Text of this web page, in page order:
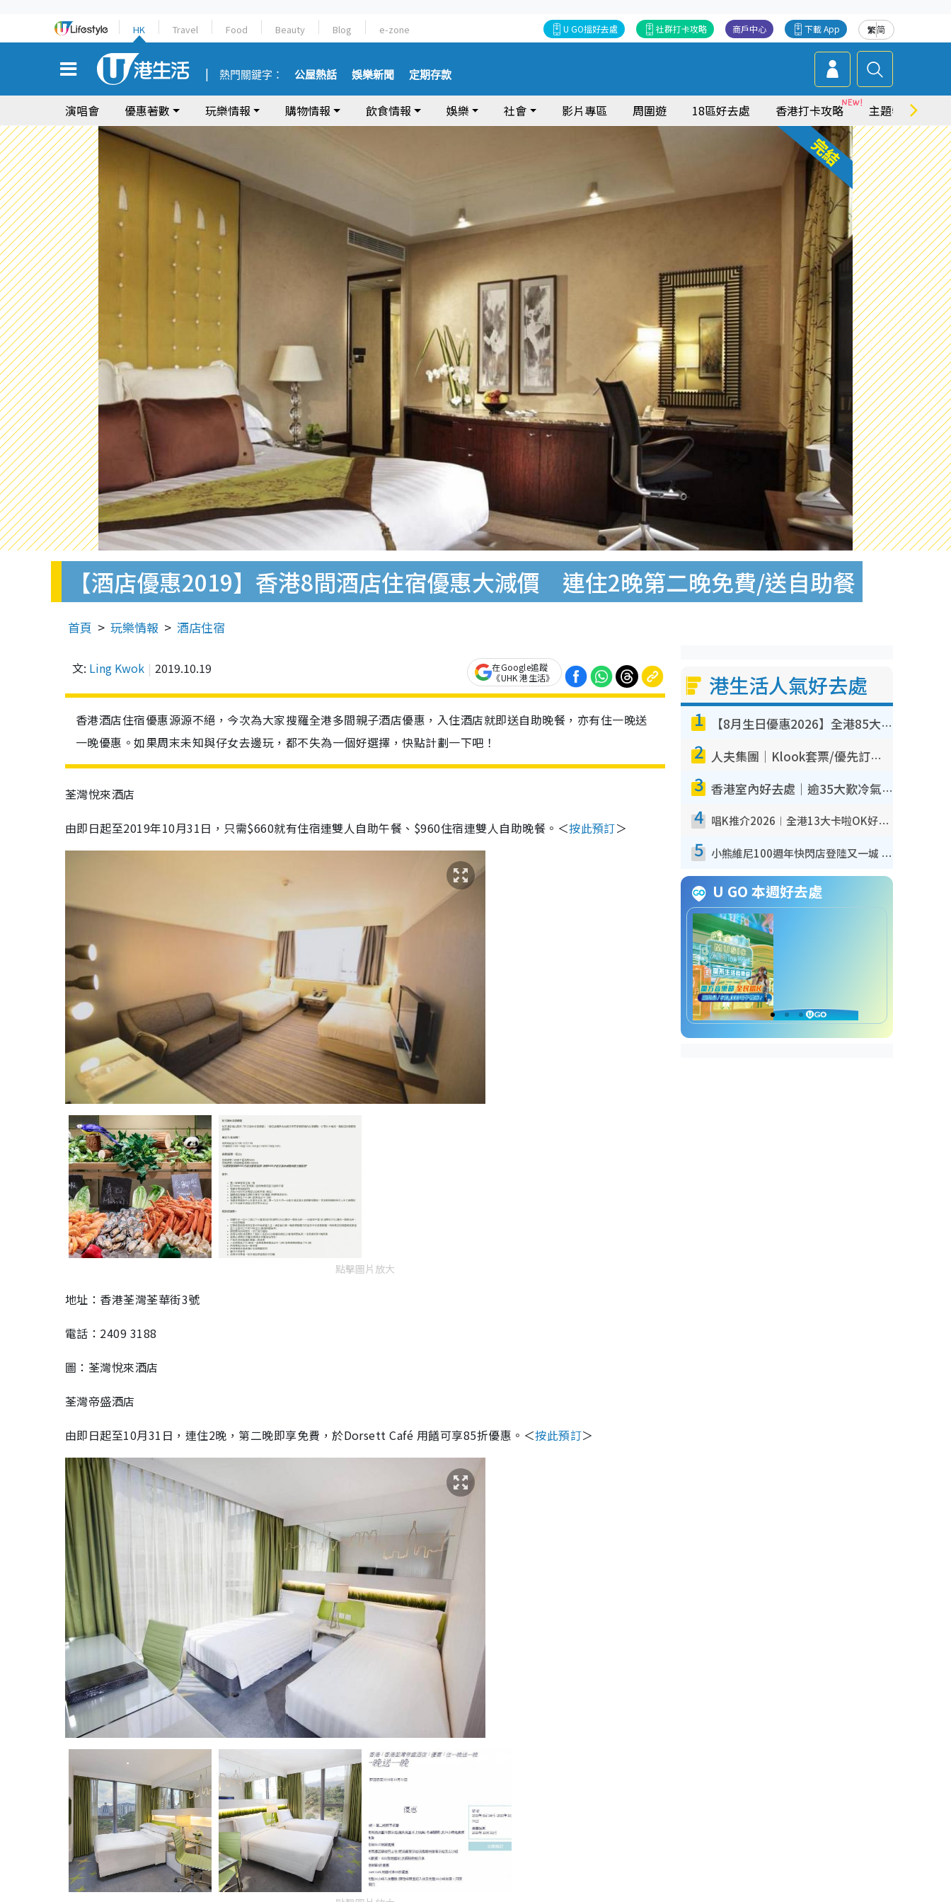
HK Travel Food Beauty Blog e-zone 繁简
下載 App
商戶中心
社群打卡攻略
U GO搵好去處
熱門關鍵字： 公屋熱話 娛樂新聞 定期存款
演唱會 優惠著數 玩樂情報 購物情報 飲食情報 娛樂 社會 影片專區 周圍遊 18區好去處 香港打卡攻略 主題特集
【酒店優惠2019】香港8間酒店住宿優惠大減價 連住2晚第二晚免費/送自助餐
首頁 玩樂情報 酒店住宿
文: Ling Kwok 2019.10.19
在Google追蹤
《UHK 港生活》
香港酒店住宿優惠源源不絕，今次為大家搜羅全港多間親子酒店優惠，入住酒店就即送自助晚餐，亦有住一晚送
一晚優惠。如果周末未知與仔女去邊玩，都不失為一個好選擇，快點計劃一下吧！
荃灣悅來酒店
由即日起至2019年10月31日，只需$660就有住宿連雙人自助午餐、 $960住宿連雙人自助晚餐。＜按此預訂＞
點擊圖片放大
地址：香港荃灣荃華街3號
電話： 2409 3188
圖： 荃灣悅來酒店
荃灣帝盛酒店
由即日起至10月31 日，連住2晚，第二晚即享免費，於Dorsett Café 用饍可享85折優惠。＜按此預訂＞
港生活人氣好去處
1 【8月生日優惠2026】全港85大食買玩著數攻略 自助餐/火鍋放題同行免費＋誠品/DONKI送現金券
2 人夫集團｜Klook套票/優先訂票/公開發售搶飛攻略！附票價.購票連結.場地座位表
3 香港室內好去處｜逾35大歎冷氣室內好去處推介 室內活動免費避雨無懼落雨
4 唱K推介2026︱全港13大卡啦OK好去處！最平$36起 日文K都有！(附地址+收費詳情)
5 小熊維尼100週年快閃店登陸又一城 重現百畝森林經典場景／獨家限定盲盒登場／專屬DIY香水
U GO 本週好去處